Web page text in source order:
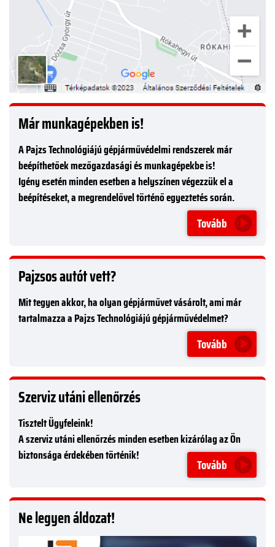
Már munkagépekben is!
A Pajzs Technológiájú gépjárművédelmi rendszerek már
beépíthetőek mezőgazdasági és munkagépekbe is!
Igény esetén minden esetben a helyszínen végezzük el a
beépítéseket, a megrendelővel történő egyeztetés során.
Tovább
Pajzsos autót vett?
Mit tegyen akkor, ha olyan gépjárművet vásárolt, ami már
tartalmazza a Pajzs Technológiájú gépjárművédelmet?
Tovább
Szerviz utáni ellenőrzés
Tisztelt Ügyfeleink!
A szerviz utáni ellenőrzés minden esetben kizárólag az Ön
biztonsága érdekében történik!
Tovább
Ne legyen áldozat!